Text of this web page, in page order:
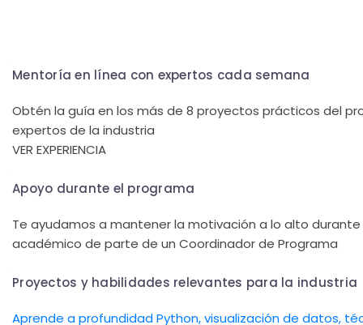
Mentoría en línea con expertos cada semana
Obtén la guía en los más de 8 proyectos prácticos del
expertos de la industria
VER EXPERIENCIA
Apoyo durante el programa
Te ayudamos a mantener la motivación a lo alto
académico de parte de un Coordinador de Programa
Proyectos y habilidades relevantes para la industria
Aprende a profundidad Python, visualización de datos,